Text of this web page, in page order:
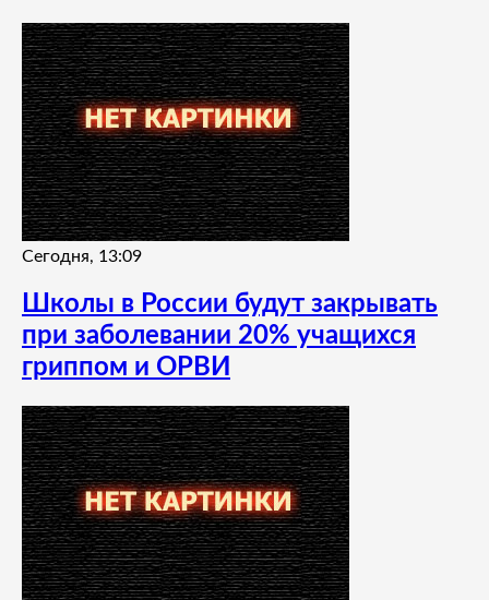
Сегодня, 13:09
Школы в России будут закрывать
при заболевании 20% учащихся
гриппом и ОРВИ